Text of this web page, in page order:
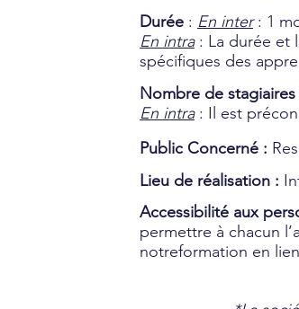
Durée : En inter: 1
En intra: La durée et
spécifiques des
Nombre de stagiaires
En intra: Il est
Public Concerné :
Lieu de réalisation :
Accessibilité aux
permettre à chacun
notreformation en